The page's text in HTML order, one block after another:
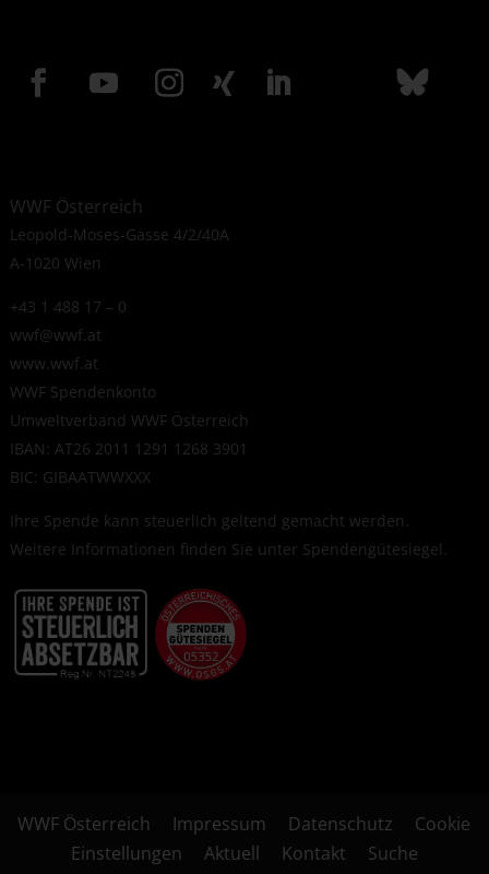
WWF Österreich
Leopold-Moses-Gasse 4/2/40A
A-1020 Wien
+43 1 488 17 – 0
wwf@wwf.at
www.wwf.at
WWF Spendenkonto
Umweltverband WWF Österreich
IBAN: AT26 2011 1291 1268 3901
BIC: GIBAATWWXXX
Ihre Spende kann steuerlich geltend gemacht werden.
Weitere Informationen finden Sie unter Spendengütesiegel
WWF Österreich Impressum Datenschutz
Cookie
Einstellungen
Aktuell Kontakt Suche